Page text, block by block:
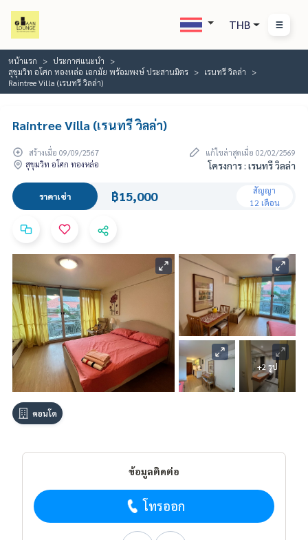
THB
หน้าแรก
ประกาศแนะนำ
สุขุมวิท อโศก ทองหล่อ เอกมัย พร้อมพงษ์ ประสานมิตร
เรนทรี วิลล่า
Raintree Villa (เรนทรี วิลล่า)
Raintree Villa (เรนทรี วิลล่า)
สร้างเมื่อ 09/09/2567
แก้ไขล่าสุดเมื่อ 02/02/2569
สุขุมวิท อโศก ทองหล่อ
โครงการ : เรนทรี วิลล่า
ราคาเช่า ฿15,000
สัญญา
12 เดือน
+2 รูป
คอนโด
ข้อมูลติดต่อ
โทรออก